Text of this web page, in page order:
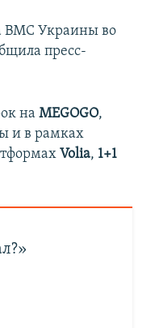
ВМС Украины во
пресс-
наMEGOGO,
и в рамках
Volia, 1+1